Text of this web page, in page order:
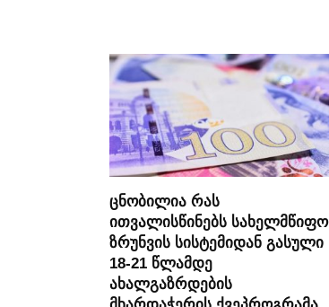
ცნობილია რას
ითვალისწინებს სახელმწიფო
ზრუნვის სისტემიდან გასული
18-21 წლამდე
ახალგაზრდების